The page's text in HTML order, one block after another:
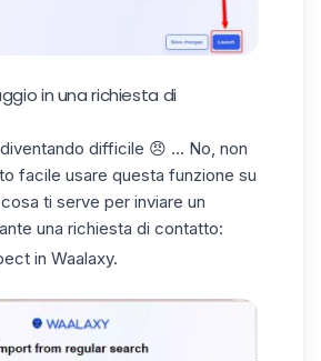
in una richiesta di
difficile 😠 ... No, non
facile usare questa funzione su
ti serve per inviare un
una richiesta di contatto:
in Waalaxy.